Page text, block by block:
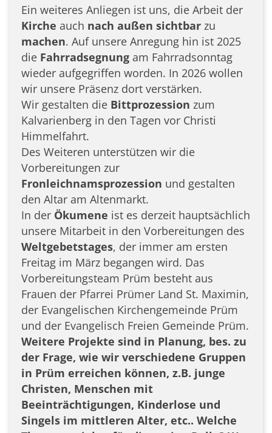
Ein weiteres Anliegen ist uns, die Arbeit der
Kirche auch nach außen sichtbar zu
machen. Auf unsere Anregung hin ist 2025
die Fahrradsegnung am Fahrradsonntag
wieder aufgegriffen worden. In 2026 wollen
wir unsere Präsenz dort verstärken.
Wir gestalten die Bittprozession zum
Kalvarienberg in den Tagen vor Christi
Himmelfahrt.
Des Weiteren unterstützen wir die
Vorbereitungen zur
Fronleichnamsprozession und gestalten
den Altar am Altenmarkt.
In der Ökumene ist es derzeit hauptsächlich
unsere Mitarbeit in den Vorbereitungen des
Weltgebetstages, der immer am ersten
Freitag im März begangen wird. Das
Vorbereitungsteam Prüm besteht aus
Frauen der Pfarrei Prümer Land St. Maximin,
der Evangelischen Kirchengemeinde Prüm
und der Evangelisch Freien Gemeinde Prüm.
Weitere Projekte sind in Planung, bes. zu
der Frage, wie wir verschiedene Gruppen
in Prüm erreichen können, z.B. junge
Christen, Menschen mit
Beeinträchtigungen, Kinderlose und
Singels im mittleren Alter, etc.. Welche